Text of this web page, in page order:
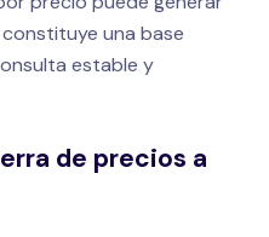
una base
estable y
de precios a